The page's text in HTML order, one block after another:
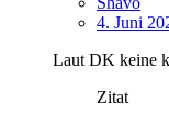
4. Juni
Laut DK keine
Zitat